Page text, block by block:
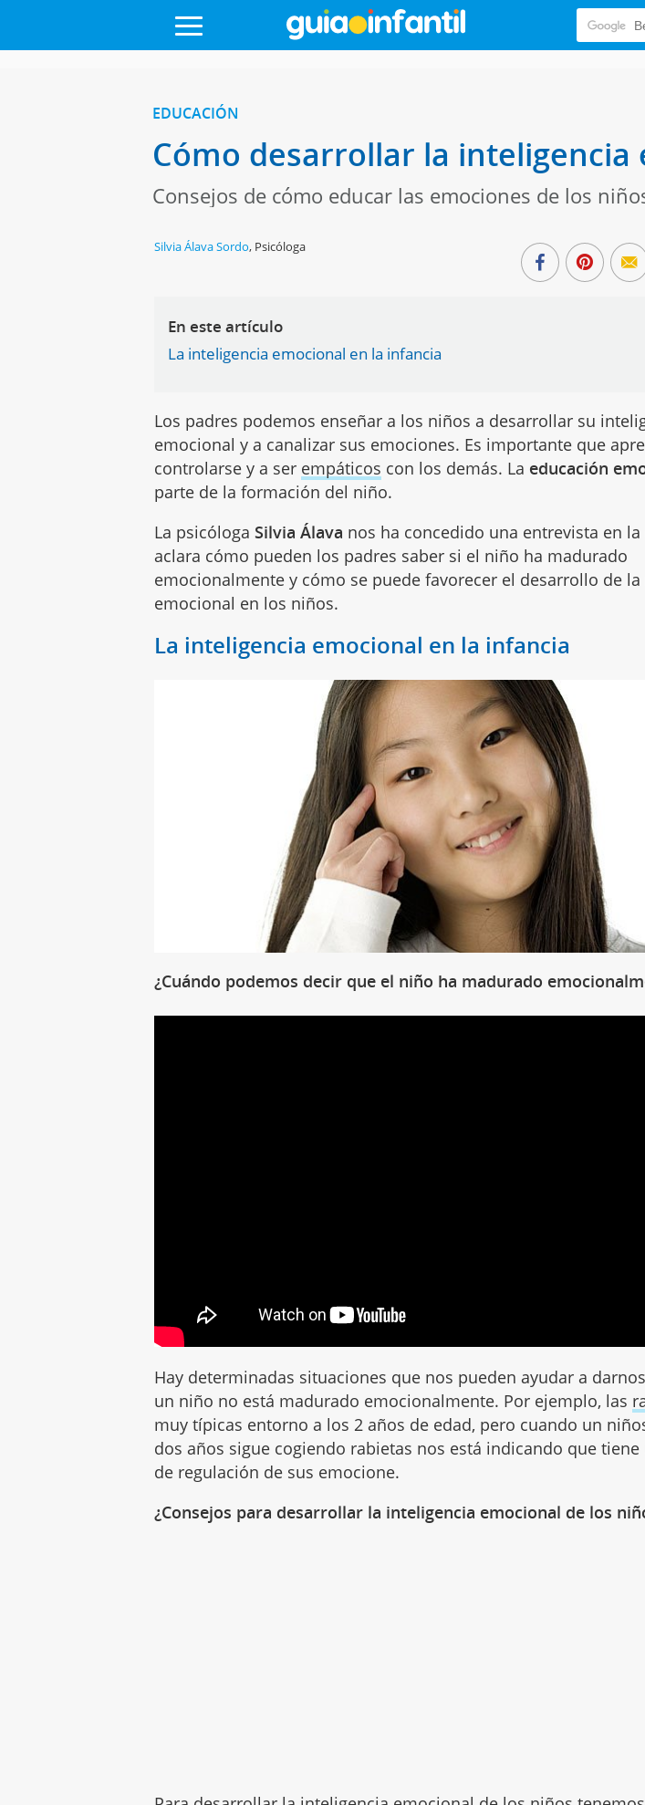
EDUCACIÓN
Cómo desarrollar la inteligencia
Consejos de cómo educar las emociones de los
Silvia Álava Sordo, Psicóloga
En este artículo
La inteligencia emocional en la infancia
Los padres podemos enseñar a los niños a desarrollar su
emocional y a canalizar sus emociones. Es importante que
controlarse y a ser empáticos con los demás. La educación
parte de la formación del niño.
La psicólogaSilvia Álava nos ha concedido una entrevista en la
aclara cómo pueden los padres saber si el niño ha madurado
emocionalmente y cómo se puede favorecer el desarrollo de
emocional en los niños.
La inteligencia emocional en la infancia
¿Cuándo podemos decir que el niño ha madurado
Hay determinadas situaciones que nos pueden ayudar a
un niño no está madurado emocionalmente. Por ejemplo, las
muy típicas entorno a los 2 años de edad, pero cuando un
dos años sigue cogiendo rabietas nos está indicando que
de regulación de sus emocione.
¿Consejos para desarrollar la inteligencia emocional de los